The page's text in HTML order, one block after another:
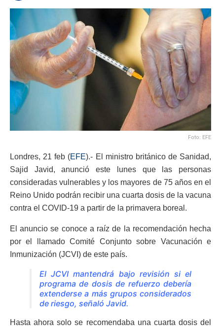
Foto: EFE
Londres, 21 feb (EFE).- El ministro británico de Sanidad,
Sajid Javid, anunció este lunes que las personas
consideradas vulnerables y los mayores de 75 años en el
Reino Unido podrán recibir una cuarta dosis de la vacuna
contra el COVID-19 a partir de la primavera boreal.
El anuncio se conoce a raíz de la recomendación hecha
por el llamado Comité Conjunto sobre Vacunación e
Inmunización (JCVI) de este país.
El JCVI mantendrá bajo revisión si el
programa de dosis de refuerzo debería
extenderse a más grupos considerados
de riesgo, señaló Javid.
Hasta ahora solo se recomendaba una cuarta dosis del